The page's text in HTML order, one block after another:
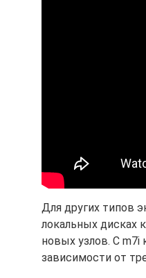
Для других типов
локальных дисках
новых узлов. С m7i
зависимости от